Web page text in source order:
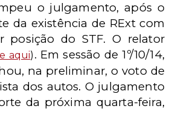
o julgamento, após o
da existência de RExt com
posição do STF. O relator
aqui) . Em sessão de 1º/10/14,
na preliminar, o voto de
dos autos. O julgamento
da próxima quarta-feira,